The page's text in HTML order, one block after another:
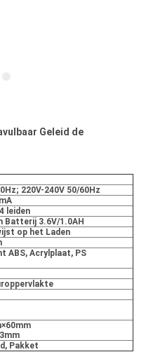
Geleid de
220V-240V 50/60Hz
leiden
Batterij 3.6V/1.0AH
op het Laden
ABS, Acrylplaat, PS
Pakket